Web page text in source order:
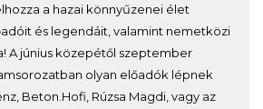
a hazai könnyűzenei élet
és legendáit, valamint nemetközi
A június közepétől szeptember
olyan előadók lépnek
Beton.Hofi, Rúzsa Magdi, vagy az